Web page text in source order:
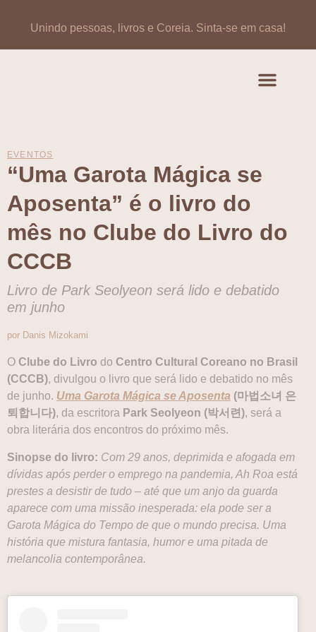
Unindo pessoas, livros e Coreia. Sinta-se em casa!
EVENTOS
“Uma Garota Mágica se
Aposenta” é o livro do
mês no Clube do Livro do
CCCB
Livro de Park Seolyeon será lido e debatido
em junho
por Danis Mizokami
O Clube do Livro do Centro Cultural Coreano no Brasil
(CCCB), divulgou o livro que será lido e debatido no mês
de junho. Uma Garota Mágica se Aposenta (마법소녀 은
퇴합니다), da escritora Park Seolyeon (박서련), será a
obra literária dos encontros do próximo mês.
Sinopse do livro: Com 29 anos, deprimida e afogada em
dívidas após perder o emprego na pandemia, Ah Roa está
prestes a desistir de tudo – até que um anjo da guarda
aparece com uma missão inesperada: ela pode ser a
Garota Mágica do Tempo de que o mundo precisa. Uma
história que mistura fantasia, humor e uma pitada de
melancolia contemporânea.